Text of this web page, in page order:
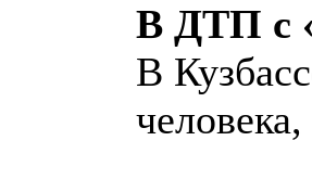
В ДТП с
В